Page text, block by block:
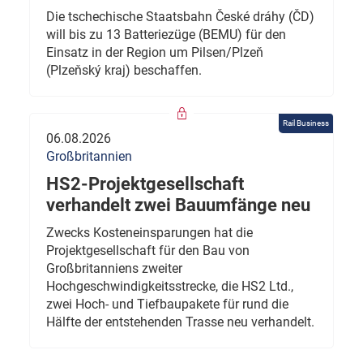
Die tschechische Staatsbahn České dráhy (ČD)
will bis zu 13 Batteriezüge (BEMU) für den
Einsatz in der Region um Pilsen/Plzeň
(Plzeňský kraj) beschaffen.
Rail Business
06.08.2026
Großbritannien
HS2-Projektgesellschaft
verhandelt zwei Bauumfänge neu
Zwecks Kosteneinsparungen hat die
Projektgesellschaft für den Bau von
Großbritanniens zweiter
Hochgeschwindigkeitsstrecke, die HS2 Ltd.,
zwei Hoch- und Tiefbaupakete für rund die
Hälfte der entstehenden Trasse neu verhandelt.